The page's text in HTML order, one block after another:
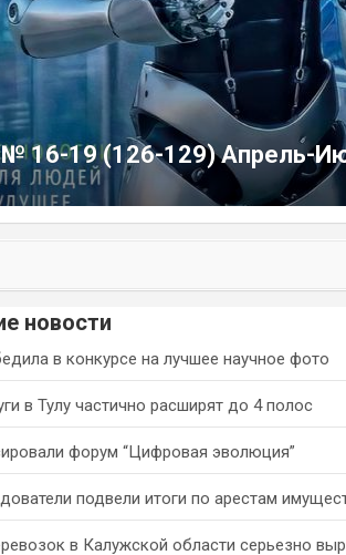
№ 16-19 (126-129) Апрель-
новости
в конкурсе на лучшее научное фото
в Тулу частично расширят до 4 полос
форум “Цифровая эволюция”
подвели итоги по арестам
в Калужской области серьезно